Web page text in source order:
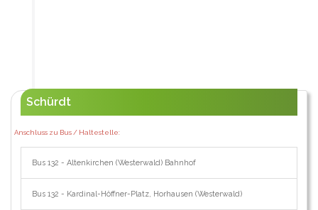
Schürdt
Anschluss zu Bus / Haltestelle:
Bus 132 - Altenkirchen (Westerwald) Bahnhof
Bus 132 - Kardinal-Höffner-Platz, Horhausen (Westerwald)